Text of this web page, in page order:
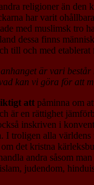
religioner än den
har varit
med muslimsk tro
dessa finns
till och med etablerat
är vari består
kan vi göra för att
att påminna om
är en rättighet
inskriven i
I troligen alla
det kristna
andra såsom
judendom,